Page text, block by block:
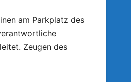
am Parkplatz des
Zeugen des